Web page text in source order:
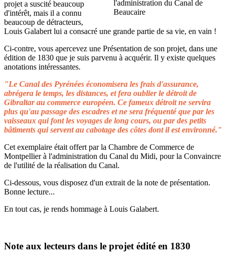
projet a suscité beaucoup
d'intérêt, mais il a connu
beaucoup de détracteurs,
Louis Galabert lui a consacré une grande partie de sa vie, en vain !
Ci-contre, vous apercevez une Présentation de son projet, dans une
édition de 1830 que je suis parvenu à acquérir. Il y existe quelques
anotations intéressantes.
"Le Canal des Pyrénées économisera les frais d'assurance,
abrégera le temps, les distances, et fera oublier le détroit de
Gibraltar au commerce européen. Ce fameux détroit ne servira
plus qu'au passage des escadres et ne sera fréquenté que par les
vaisseaux qui font les voyages de long cours, ou par des petits
bâtiments qui servent au cabotage des côtes dont il est environné."
Cet exemplaire était offert par la Chambre de Commerce de
Montpellier à l'administration du Canal du Midi, pour la Convaincre
de l'utilité de la réalisation du Canal.
Ci-dessous, vous disposez d'un extrait de la note de présentation.
Bonne lecture...
En tout cas, je rends hommage à Louis Galabert.
Note aux lecteurs dans le projet édité en 1830